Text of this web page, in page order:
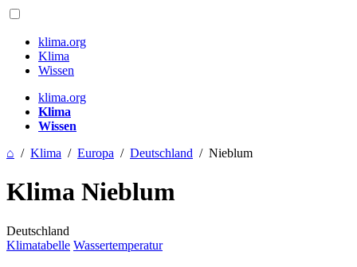
klima.org
Klima
Wissen
klima.org
Klima
Wissen
⌂ / Klima / Europa / Deutschland / Nieblum
Klima Nieblum
Deutschland
Klimatabelle Wassertemperatur